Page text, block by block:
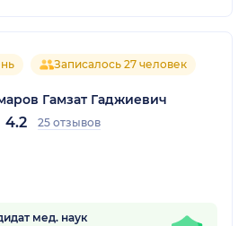
Записалось 27 человек
Гамзат Гаджиевич
4.2 25 отзывов
мед. наук